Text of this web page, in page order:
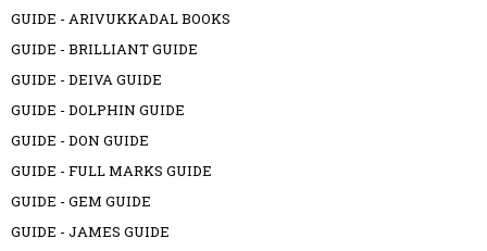
GUIDE - ARIVUKKADAL BOOKS
GUIDE - BRILLIANT GUIDE
GUIDE - DEIVA GUIDE
GUIDE - DOLPHIN GUIDE
GUIDE - DON GUIDE
GUIDE - FULL MARKS GUIDE
GUIDE - GEM GUIDE
GUIDE - JAMES GUIDE